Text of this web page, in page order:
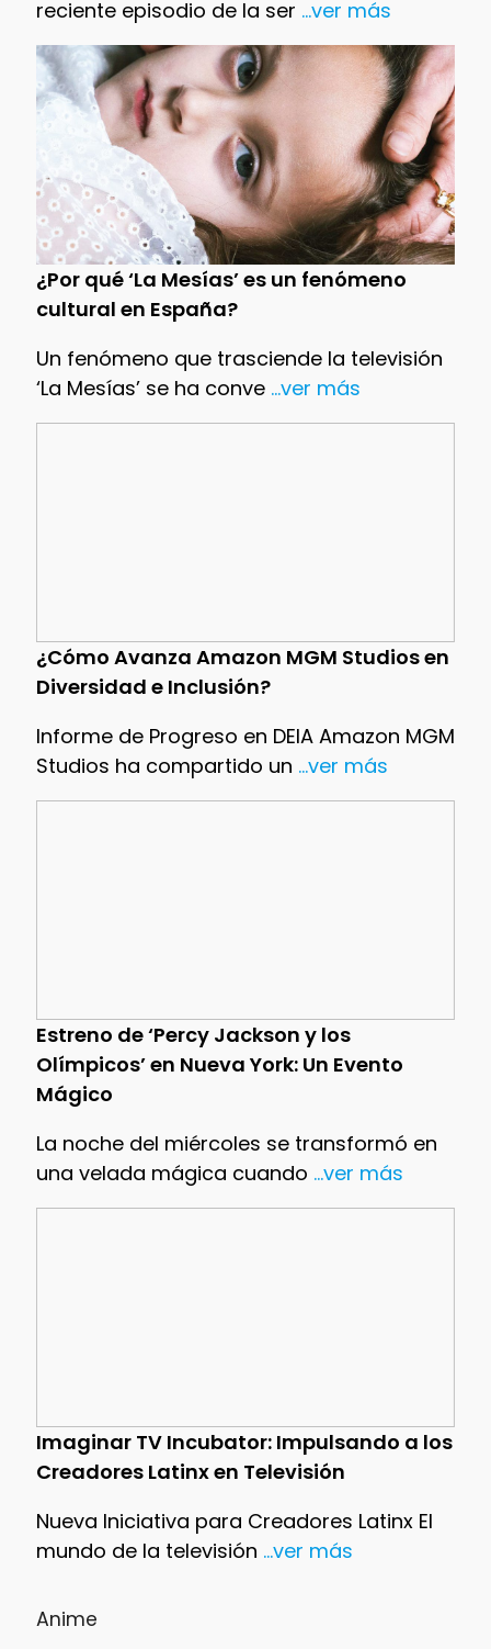
reciente episodio de la ser ...ver más
¿Por qué ‘La Mesías’ es un fenómeno
cultural en España?
Un fenómeno que trasciende la televisión
‘La Mesías’ se ha conve...ver más
¿Cómo Avanza Amazon MGM Studios en
Diversidad e Inclusión?
Informe de Progreso en DEIA Amazon MGM
Studios ha compartido un ...ver más
Estreno de ‘Percy Jackson y los
Olímpicos’ en Nueva York: Un Evento
Mágico
La noche del miércoles se transformó en
una velada mágica cuando ...ver más
Imaginar TV Incubator: Impulsando a los
Creadores Latinx en Televisión
Nueva Iniciativa para Creadores Latinx El
mundo de la televisión ...ver más
Anime